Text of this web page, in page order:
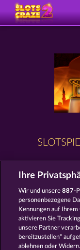
BOOKS AND BULLS
Ihre
Wir und unsere887-
personenbezogene
Kennungen auf
aktivieren Sie
unsere Partner
bereitzustellen“
ablehnen oder